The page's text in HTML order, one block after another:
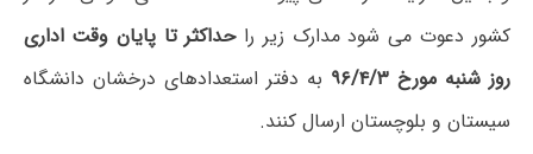
کشور دعوت می شود مدارک زیر راحداکثر تا پایان وقت اداری
روز شنبه مورخ ۹۶/۴/۳
به دفتر استعدادهای درخشان دانشگاه
سیستان و بلوچستان ارسال کنند.